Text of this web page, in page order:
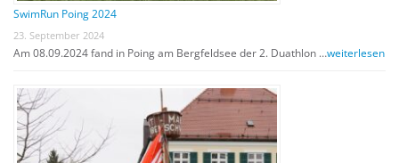
SwimRun Poing 2024
23. September 2024
Am 08.09.2024 fand in Poing am Bergfeldsee der 2. Duathlon …weiterlesen